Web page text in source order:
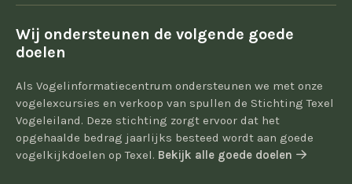
Wij ondersteunen de volgende goede
doelen
Als Vogelinformatiecentrum ondersteunen we met onze
vogelexcursies en verkoop van spullen de Stichting Texel
Vogeleiland. Deze stichting zorgt ervoor dat het
opgehaalde bedrag jaarlijks besteed wordt aan goede
vogelkijkdoelen op Texel. Bekijk alle goede doelen